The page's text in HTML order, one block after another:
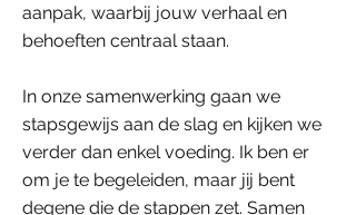
aanpak, waarbij jouw verhaal en
behoeften centraal staan.
In onze samenwerking gaan we
stapsgewijs aan de slag en kijken we
verder dan enkel voeding. Ik ben er
om je te begeleiden, maar jij bent
degene die de stappen zet. Samen